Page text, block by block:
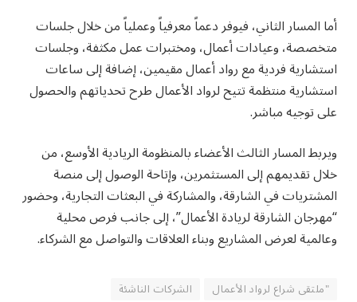
أما المسار الثاني، فيوفر دعماً معرفياً وعملياً من خلال جلسات
متخصصة، وعيادات أعمال، ومختبرات عمل مكثفة، وجلسات
استشارية فردية مع رواد أعمال مقيمين، إضافة إلى ساعات
استشارية منتظمة تتيح لرواد الأعمال طرح تحدياتهم والحصول
على توجيه مباشر.
ويربط المسار الثالث الأعضاء بالمنظومة الريادية الأوسع، من
خلال تقديمهم إلى المستثمرين، وإتاحة الوصول إلى منصة
المشتريات في الشارقة، والمشاركة في البعثات التجارية، وحضور
“مهرجان الشارقة لريادة الأعمال”، إلى جانب فرص محلية
وعالمية لعرض المشاريع وبناء العلاقات والتواصل مع الشركاء.
"ملتقى شراع لرواد الأعمال
الشركات الناشئة